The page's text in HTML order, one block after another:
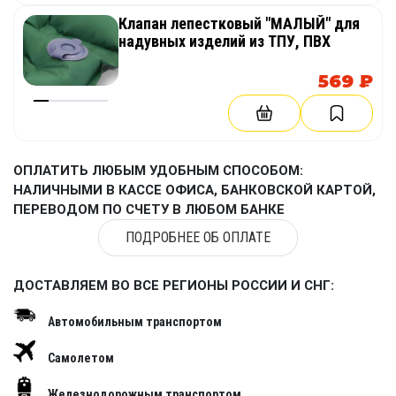
Клапан лепестковый "МАЛЫЙ" для
надувных изделий из ТПУ, ПВХ
569 ₽
ОПЛАТИТЬ ЛЮБЫМ УДОБНЫМ СПОСОБОМ:
НАЛИЧНЫМИ В КАССЕ ОФИСА, БАНКОВСКОЙ КАРТОЙ,
ПЕРЕВОДОМ ПО СЧЕТУ В ЛЮБОМ БАНКЕ
ПОДРОБНЕЕ ОБ ОПЛАТЕ
ДОСТАВЛЯЕМ ВО ВСЕ РЕГИОНЫ РОССИИ И СНГ:
Автомобильным транспортом
Самолетом